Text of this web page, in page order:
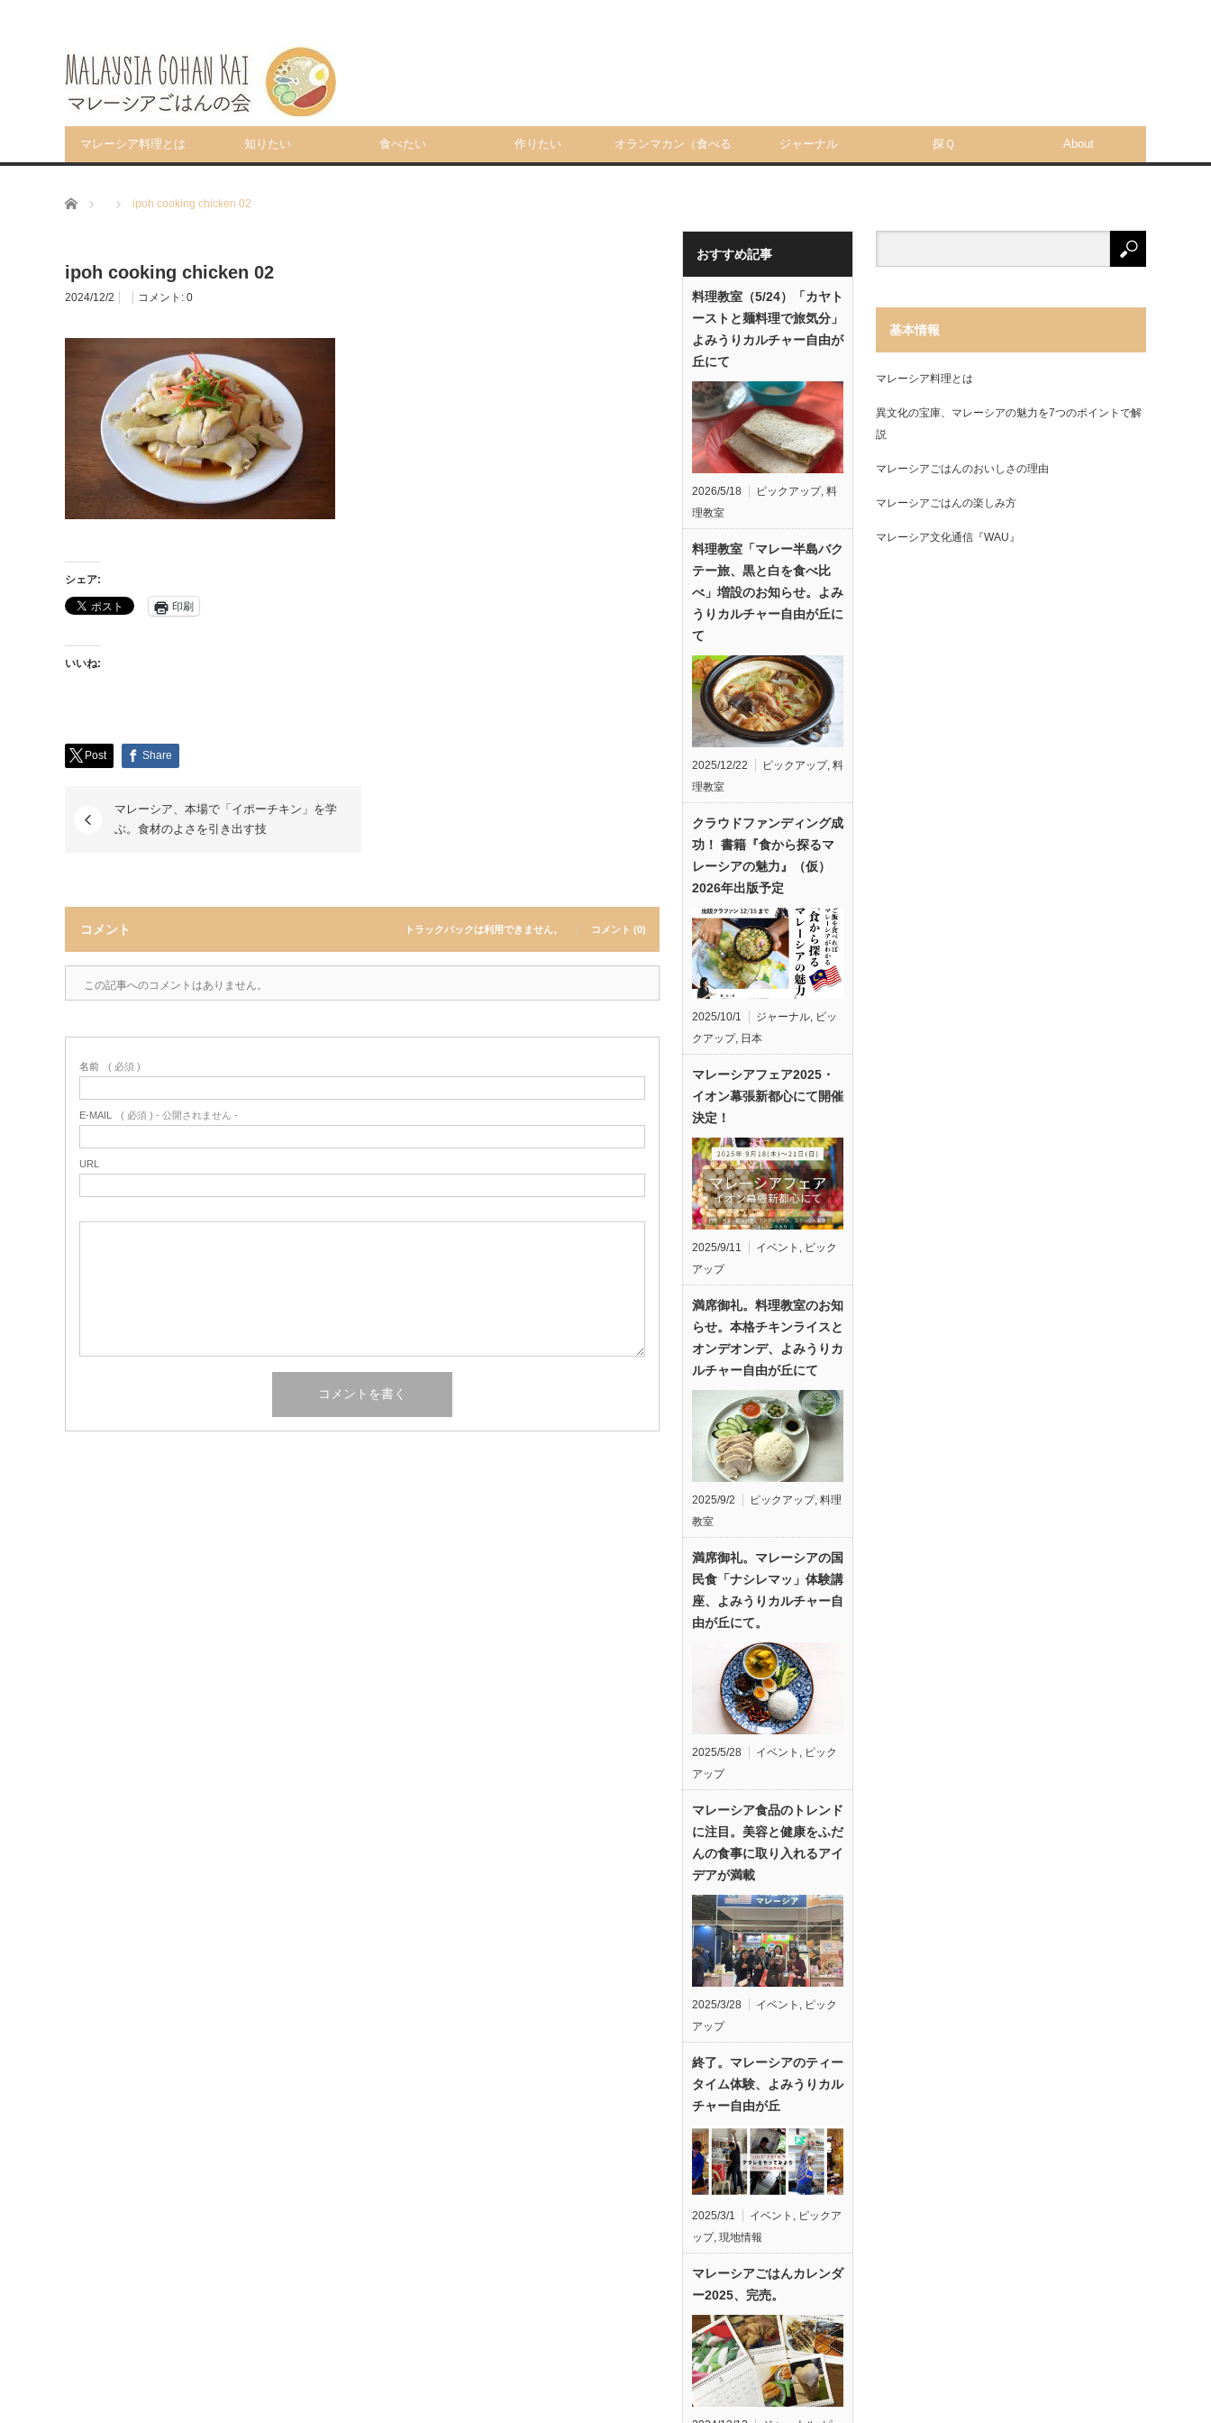
マレーシア料理とは 知りたい 食べたい 作りたい オランマカン（食べる ジャーナル 探Ｑ About
ホーム ipoh cooking chicken 02
ipoh cooking chicken 02
2024/12/2 コメント: 0
シェア:
印刷
いいね:
Post Share
マレーシア、本場で「イポーチキン」を学
ぶ。食材のよさを引き出す技
コメント トラックバックは利用できません。 コメント (0)
この記事へのコメントはありません。
名前 ( 必須 )
E-MAIL ( 必須 ) - 公開されません -
URL
おすすめ記事
料理教室（5/24）「カヤト
ーストと麺料理で旅気分」
よみうりカルチャー自由が
丘にて
2026/5/18 ピックアップ, 料
理教室
料理教室「マレー半島バク
テー旅、黒と白を食べ比
べ」増設のお知らせ。よみ
うりカルチャー自由が丘に
て
2025/12/22 ピックアップ, 料
理教室
クラウドファンディング成
功！ 書籍『食から探るマ
レーシアの魅力』（仮）
2026年出版予定
2025/10/1 ジャーナル, ピッ
クアップ, 日本
マレーシアフェア2025・
イオン幕張新都心にて開催
決定！
2025/9/11 イベント , ピック
アップ
満席御礼。料理教室のお知
らせ。本格チキンライスと
オンデオンデ、よみうりカ
ルチャー自由が丘にて
2025/9/2 ピックアップ, 料理
教室
満席御礼。マレーシアの国
民食「ナシレマッ」体験講
座、よみうりカルチャー自
由が丘にて。
2025/5/28 イベント , ピック
アップ
マレーシア食品のトレンド
に注目。美容と健康をふだ
んの食事に取り入れるアイ
デアが満載
2025/3/28 イベント
ピック
アップ
終了。マレーシアのティー
タイム体験、よみうりカル
チャー自由が丘
2025/3/1 イベント , ピックア
ップ, 現地情報
マレーシアごはんカレンダ
ー2025、完売。
基本情報
マレーシア料理とは
異文化の宝庫、マレーシアの魅力を7つのポイントで解
説
マレーシアごはんのおいしさの理由
マレーシアごはんの楽しみ方
マレーシア文化通信『WAU』